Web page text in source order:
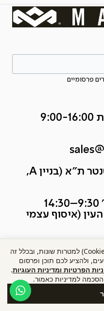
פרסומיים
חנות הדגל – דיזינגוף סנטר ת״א (בניין A,
1, ראש העין (איסוף עצמי
האתר עושה שימוש בקובצי עוגיות (Cookies) למטרות שונות, ובכלל זה
ולהציע לכם תוכן ופרסום
הפרטיות ומדיניות העוגיות.
למדיניות כאמור.